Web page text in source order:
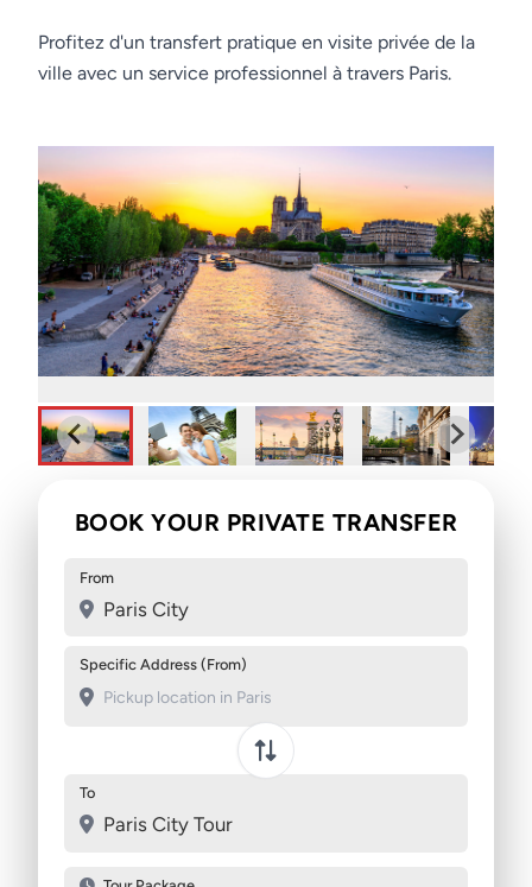
Profitez d'un transfert pratique en visite privée de la
ville avec un service professionnel à travers Paris.
BOOK YOUR PRIVATE TRANSFER
From
Paris City
Specific Address (From)
To
Paris City Tour